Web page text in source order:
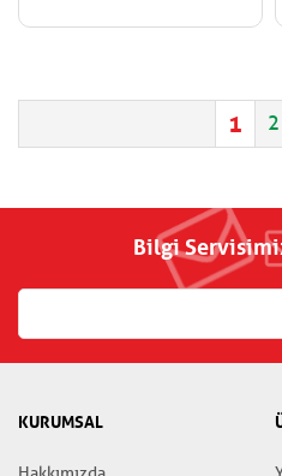
1 2
Bilgi
KURUMSAL